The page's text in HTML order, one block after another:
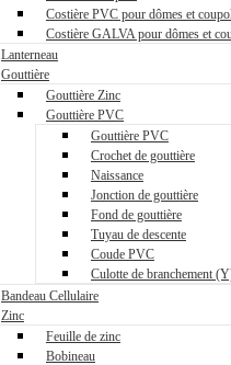
Costière PVC pour dômes et
Costière GALVA pour dômes et
Lanterneau
Gouttière
Gouttière Zinc
Gouttière PVC
Gouttière PVC
Crochet de gouttière
Naissance
Jonction de gouttière
Fond de gouttière
Tuyau de descente
Coude PVC
Culotte de branchement
Bandeau Cellulaire
Zinc
Feuille de zinc
Bobineau